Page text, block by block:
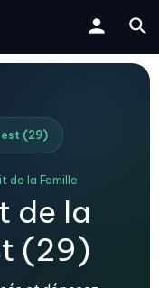
(29)
de la Famille
de la
(29)